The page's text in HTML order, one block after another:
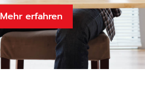
Mehr erfahren